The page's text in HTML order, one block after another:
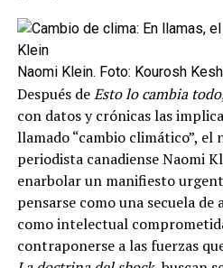
Naomi Klein. Foto: Kourosh
Después deEsto lo cambia
con datos y crónicas las
llamado “cambio climático”, el
periodista canadiense Naomi
enarbolar un manifiesto
pensarse como una secuela
como intelectual
contraponerse a las fuerzas